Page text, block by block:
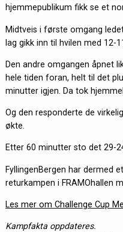
hjemmepublikum fikk se et
Midtveis i første omgang
lag gikk inn til hvilen med 12-
Den andre omgangen åpnet
hele tiden foran, helt til det
minutter igjen. Da tok
Og den responderte de
økte.
Etter 60 minutter sto det 29-
FyllingenBergen har dermed
returkampen i FRAMOhallen
Les mer om Challenge Cup
Kampfakta oppdateres.